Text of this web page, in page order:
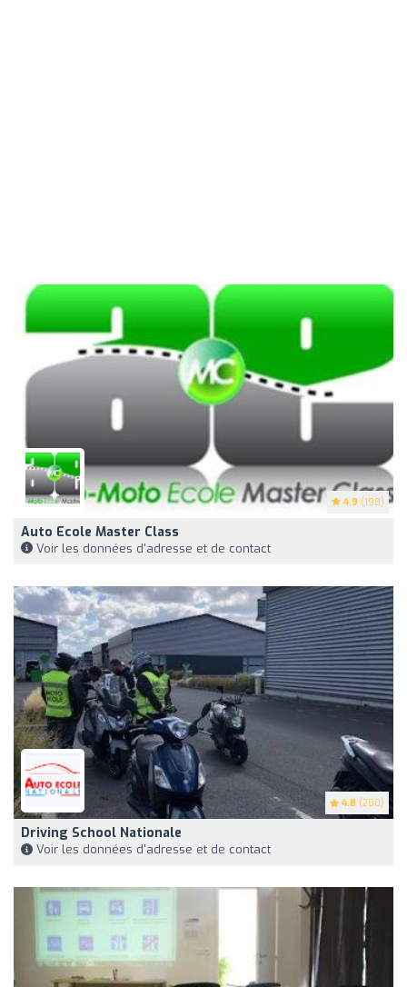
4.9 (198)
Auto Ecole Master Class
Voir les données d'adresse et de contact
4.8 (200)
Driving School Nationale
Voir les données d'adresse et de contact